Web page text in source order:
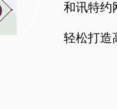
和讯特约
轻松打造